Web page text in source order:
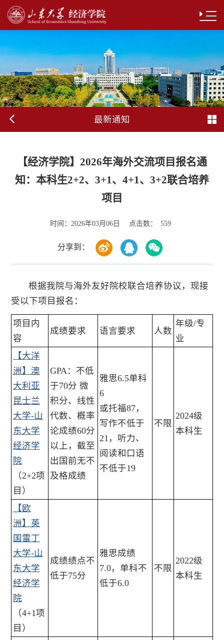
最新通知
【经济学院】2026年海外交流项目报名通
知：本科生2+2、3+1、4+1、3+2联合培养
项目
时间： 2026年03月06日 点击数： 559
分享到：
根据我院与海外友好院校联合培养协议，现接
受以下项目报名：
项目内
容
成绩要求 语言要求 人数
年级/专
业
【大洋
洲】澳
大利亚
昆士兰
大学-山
东大学
经济学
院
（2+2项
目）
GPA：不低
于70分 微
积分、线性
代数、概率
论成绩60分
以上，截至
出国前无不
及格成绩
雅思6.5单科
6
或托福87，
写作不低于
21，听力、
阅读和口语
不低于19
不限
2024级
本科生
【欧
洲】英
国雷丁
大学-山
东大学
经济学
院
（4+1项
目）
成绩绩点不
低于75分
雅思成绩
7.0，单科不
低于6.0
不限
2022级
本科生